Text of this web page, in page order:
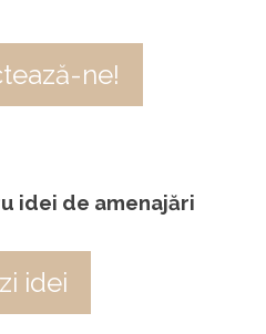
ne!
idei de amenajări
idei